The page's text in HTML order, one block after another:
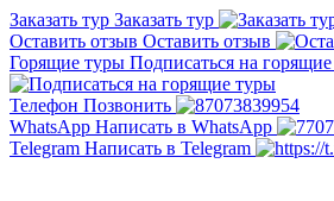
Заказать тур Заказать тур
Оставить отзыв Оставить отзыв
Горящие туры Подписаться на
Телефон Позвонить
WhatsApp Написать в WhatsApp
Telegram Написать в Telegram